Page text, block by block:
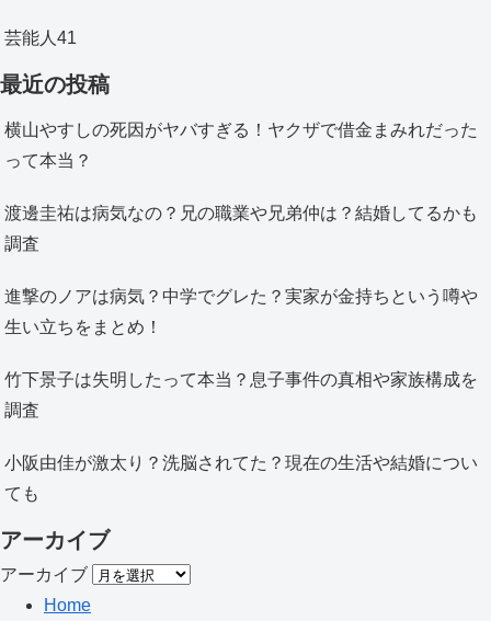
芸能人 41
最近の投稿
横山やすしの死因がヤバすぎる！ヤクザで借金まみれだった
って本当？
渡邊圭祐は病気なの？兄の職業や兄弟仲は？結婚してるかも
調査
進撃のノアは病気？中学でグレた？実家が金持ちという噂や
生い立ちをまとめ！
竹下景子は失明したって本当？息子事件の真相や家族構成を
調査
小阪由佳が激太り？洗脳されてた？現在の生活や結婚につい
ても
アーカイブ
アーカイブ
Home